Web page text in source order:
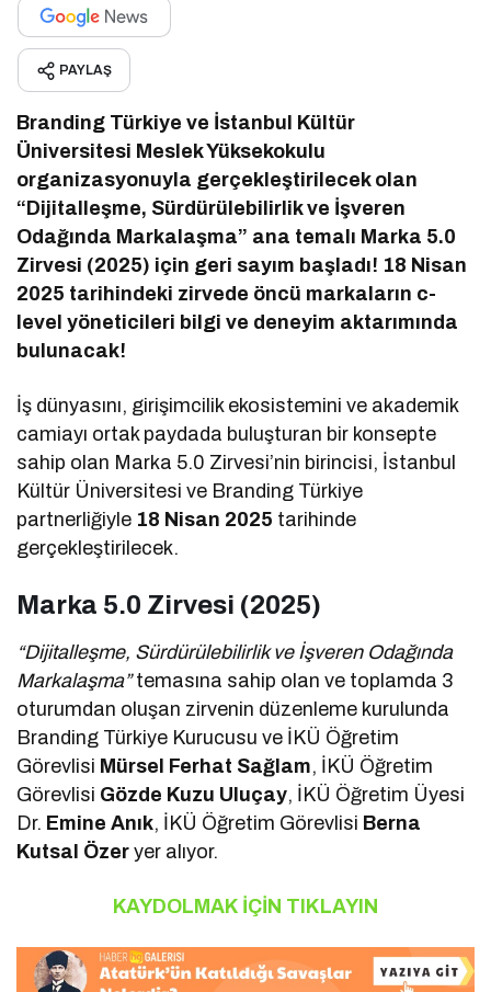
PAYLAŞ
Branding Türkiye ve İstanbul Kültür
Üniversitesi Meslek Yüksekokulu
organizasyonuyla gerçekleştirilecek olan
“Dijitalleşme, Sürdürülebilirlik ve İşveren
Odağında Markalaşma” ana temalı Marka 5.0
Zirvesi (2025) için geri sayım başladı! 18 Nisan
2025 tarihindeki zirvede öncü markaların c-
level yöneticileri bilgi ve deneyim aktarımında
bulunacak!
İş dünyasını, girişimcilik ekosistemini ve akademik
camiayı ortak paydada buluşturan bir konsepte
sahip olan Marka 5.0 Zirvesi’nin birincisi, İstanbul
Kültür Üniversitesi ve Branding Türkiye
partnerliğiyle 18 Nisan 2025 tarihinde
gerçekleştirilecek.
Marka 5.0 Zirvesi (2025)
“Dijitalleşme, Sürdürülebilirlik ve İşveren Odağında
Markalaşma”temasına sahip olan ve toplamda 3
oturumdan oluşan zirvenin düzenleme kurulunda
Branding Türkiye Kurucusu ve İKÜ Öğretim
Görevlisi Mürsel Ferhat Sağlam, İKÜ Öğretim
Görevlisi Gözde Kuzu Uluçay, İKÜ Öğretim Üyesi
Dr. Emine Anık, İKÜ Öğretim Görevlisi Berna
Kutsal Özer yer alıyor.
KAYDOLMAK İÇİN TIKLAYIN